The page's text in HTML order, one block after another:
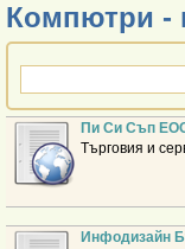
Компютри -
Пи Си Съп
Търговия и
Инфодизайн